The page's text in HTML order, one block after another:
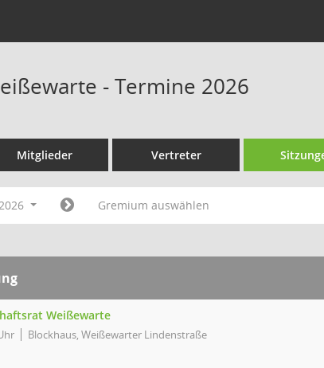
- Termine 2026
Mitglieder Vertreter
Gremium auswählen
Weißewarte
Blockhaus, Weißewarter Lindenstraße